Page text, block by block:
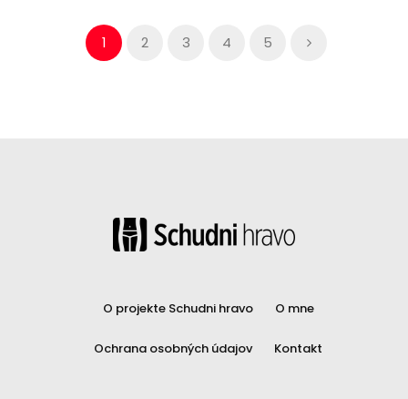
1 2 3 4 5
O projekte Schudni hravo O mne
Ochrana osobných údajov Kontakt